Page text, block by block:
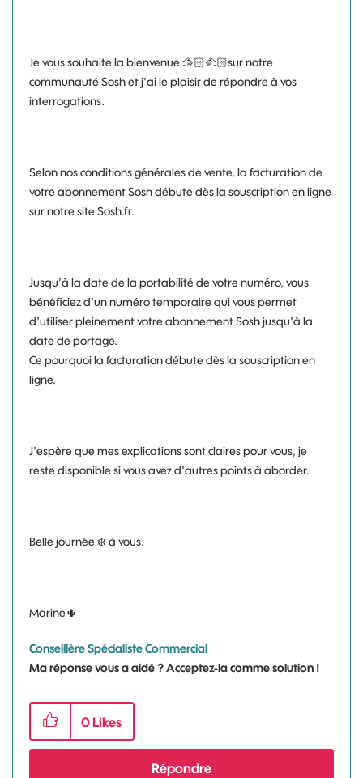
Je vous souhaite la bienvenue 🫱🏻‍🫲🏻sur notre
communauté Sosh et j'ai le plaisir de répondre à vos
interrogations.
Selon nos conditions générales de vente, la facturation de
votre abonnement Sosh débute dès la souscription en ligne
sur notre site Sosh.fr.
Jusqu’à la date de la portabilité de votre numéro, vous
bénéficiez d'un numéro temporaire qui vous permet
d'utiliser pleinement votre abonnement Sosh jusqu'à la
date de portage.
Ce pourquoi la facturation débute dès la souscription en
ligne.
J'espère que mes explications sont claires pour vous, je
reste disponible si vous avez d'autres points à aborder.
Belle journée ❄️à vous.
Marine🌵
Conseillère Spécialiste Commercial
Ma réponse vous a aidé ? Acceptez-la comme solution !
0 Likes
Répondre